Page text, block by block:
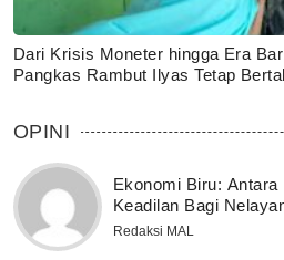
Dari Krisis Moneter hingga Era
Pangkas Rambut Ilyas Tetap
OPINI
Ekonomi Biru:
Keadilan Bagi
Redaksi MAL